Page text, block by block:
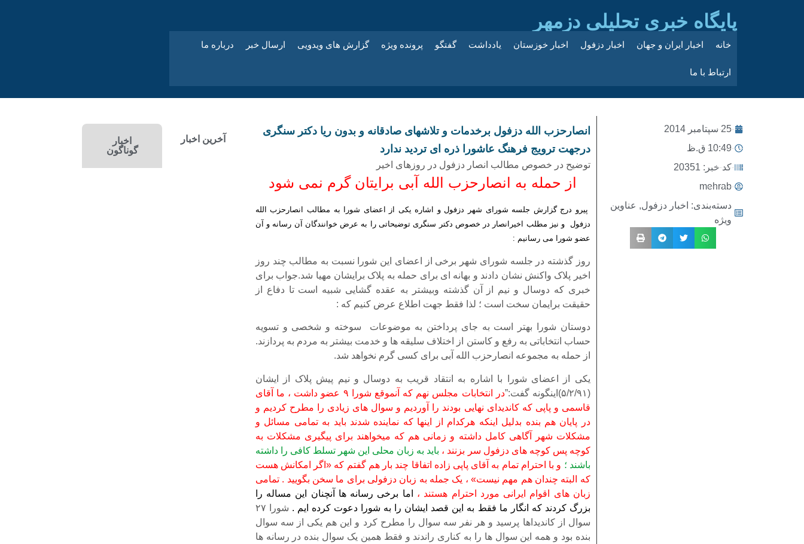
پایگاه خبری تحلیلی دزمهر
خانه اخبار ایران و جهان اخبار دزفول اخبار خوزستان یادداشت گفتگو پرونده ویژه گزارش های ویدویی ارسال خبر درباره ما
ارتباط با ما
25 سپتامبر 2014
10:49 ق.ظ
کد خبر: 20351
mehrab
دسته‌بندی: اخبار دزفول, عناوین
ویژه
انصارحزب الله دزفول برخدمات و تلاشهای صادقانه و بدون ریا دکتر سنگری
درجهت ترویج فرهنگ عاشورا ذره ای تردید ندارد
توضیح در خصوص مطالب انصار دزفول در روزهای اخیر
از حمله به انصارحزب الله آبی برایتان گرم نمی شود
پیرو درج گزارش جلسه شورای شهر دزفول و اشاره یکی از اعضای شورا به مطالب انصارحزب الله
دزفول و نیز مطلب اخیرانصار در خصوص دکتر سنگری توضیحاتی را به عرض خوانندگان آن رسانه و آن
عضو شورا می رسانیم :
روز گذشته در جلسه شورای شهر برخی از اعضای این شورا نسبت به مطالب چند روز
اخیر پلاک واکنش نشان دادند و بهانه ای برای حمله به پلاک برایشان مهیا شد.جواب برای
خبری که دوسال و نیم از آن گذشته وبیشتر به عقده گشایی شبیه است تا دفاع از
حقیقت برایمان سخت است ؛ لذا فقط جهت اطلاع عرض کنیم که :
دوستان شورا بهتر است به جای پرداختن به موضوعات سوخته و شخصی و تسویه
حساب انتخاباتی به رفع و کاستن از اختلاف سلیقه ها و خدمت بیشتر به مردم به پردازند.
از حمله به مجموعه انصارحزب الله آبی برای کسی گرم نخواهد شد.
یکی از اعضای شورا با اشاره به انتقاد قریب به دوسال و نیم پیش پلاک از ایشان
(۵/۲/۹۱)اینگونه گفت:”
در انتخابات مجلس نهم که آنموقع شورا ۹ عضو داشت ،
ما آقای
قاسمی و پاپی که کاندیدای نهایی بودند را آوردیم و سوال های زیادی را مطرح کردیم و
در پایان هم بنده بدلیل اینکه هرکدام از اینها که نماینده شدند باید به تمامی مسائل و
مشکلات شهر آگاهی کامل داشته و زمانی هم که میخواهند برای پیگیری مشکلات به
کوچه پس کوچه های دزفول سر بزنند ، باید به زبان محلی این شهر تسلط کافی را داشته
باشند ؛ و با احترام تمام به آقای پاپی زاده اتفاقا چند بار هم گفتم که «اگر امکانش هست
که البته چندان هم مهم نیست»، یک جمله به زبان دزفولی برای ما سخن بگویید . تمامی
زبان های اقوام ایرانی مورد احترام هستند ،
اما برخی رسانه ها آنچنان این مساله را
بزرگ کردند که انگار ما فقط به این قصد ایشان را به شورا دعوت کرده ایم .
شورا ۲۷
سوال از کاندیداها پرسید و هر نفر سه سوال را مطرح کرد و این هم یکی از سه سوال
بنده بود و همه این سوال ها را به کناری راندند و فقط همین یک سوال بنده در رسانه ها
آخرین اخبار
اخبار
گوناگون